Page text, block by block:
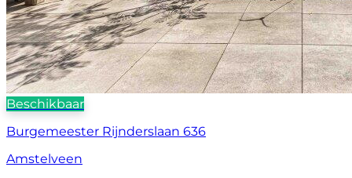
Beschikbaar
Burgemeester Rijnderslaan 636
Amstelveen